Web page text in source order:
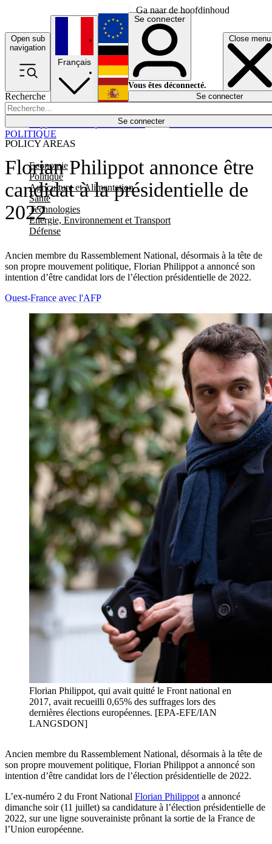
Ga naar de hoofdinhoud
Open sub
navigation
Close menu
Recherche
Se connecter
POLICY AREAS
Economie
Politique
Agriculture et Alimentation
Santé
Technologies
Energie, Environnement et Transport
Défense
Économie
Français
English
Deutsch
Español
Se connecter
Vous êtes déconnecté.
Se connecter
Florian Philippot annonce être
candidat à la présidentielle de
2022
Ancien membre du Rassemblement National, désormais à la tête de
son propre mouvement politique, Florian Philippot a annoncé son
intention d’être candidat lors de l’élection présidentielle de 2022.
POLITIQUE
Ouest-France avec l'AFP
Florian Philippot, qui avait quitté le Front national en
2017, avait recueilli 0,65% des suffrages lors des
dernières élections européennes. [EPA-EFE/IAN
LANGSDON]
Ancien membre du Rassemblement National, désormais à la tête de
son propre mouvement politique, Florian Philippot a annoncé son
intention d’être candidat lors de l’élection présidentielle de 2022.
L’ex-numéro 2 du Front National Florian Philippot a annoncé
dimanche soir (11 juillet) sa candidature à l’élection présidentielle de
2022, sur une ligne souverainiste prônant la sortie de la France de
l’Union européenne.